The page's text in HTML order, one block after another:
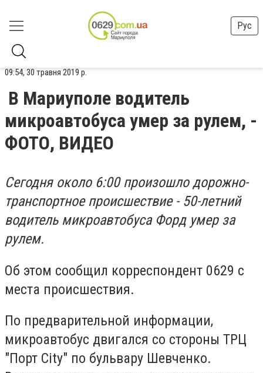
Рус
09:54, 30 травня 2019 р.
В Мариуполе водитель
микроавтобуса умер за рулем, -
ФОТО, ВИДЕО
Сегодня около 6:00 произошло дорожно-
транспортное происшествие - 50-летний
водитель микроавтобуса Форд умер за
рулем.
Об этом сообщил корреспондент 0629 с
места происшествия.
По предварительной информации,
микроавтобус двигался со стороны ТРЦ
"Порт City" по бульвару Шевченко.